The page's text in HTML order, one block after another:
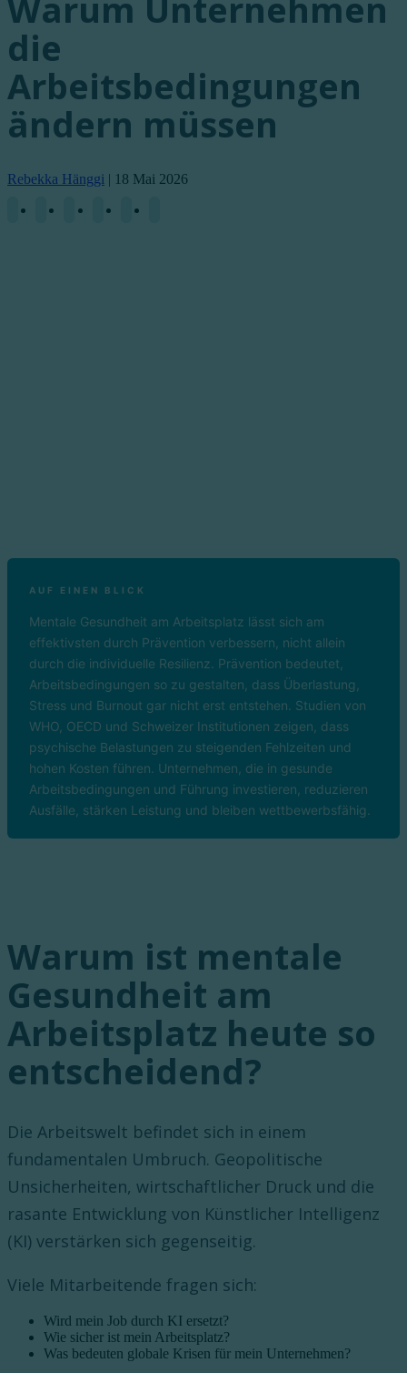
die
Arbeitsbedingungen
ändern müssen
Rebekka Hänggi | 18 Mai 2026
AUF EINEN BLICK
Mentale Gesundheit am Arbeitsplatz lässt sich am
effektivsten durch Prävention verbessern, nicht allein
durch die individuelle Resilienz. Prävention bedeutet,
Arbeitsbedingungen so zu gestalten, dass Überlastung,
Stress und Burnout gar nicht erst entstehen. Studien von
WHO, OECD und Schweizer Institutionen zeigen, dass
psychische Belastungen zu steigenden Fehlzeiten und
hohen Kosten führen. Unternehmen, die in gesunde
Arbeitsbedingungen und Führung investieren, reduzieren
Ausfälle, stärken Leistung und bleiben wettbewerbsfähig.
Warum ist mentale
Gesundheit am
Arbeitsplatz heute so
entscheidend?
Die Arbeitswelt befindet sich in einem
fundamentalen Umbruch. Geopolitische
Unsicherheiten, wirtschaftlicher Druck und die
rasante Entwicklung von Künstlicher Intelligenz
(KI) verstärken sich gegenseitig.
Viele Mitarbeitende fragen sich:
Wird mein Job durch KI ersetzt?
Wie sicher ist mein Arbeitsplatz?
Was bedeuten globale Krisen für mein Unternehmen?